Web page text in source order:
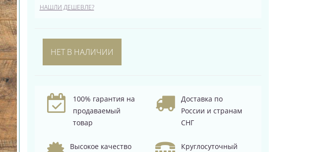
НАШЛИ ДЕШЕВЛЕ?
НЕТ В НАЛИЧИИ
100% гарантия на
продаваемый
товар
Доставка по
России и странам
СНГ
Высокое качество
Круглосуточный